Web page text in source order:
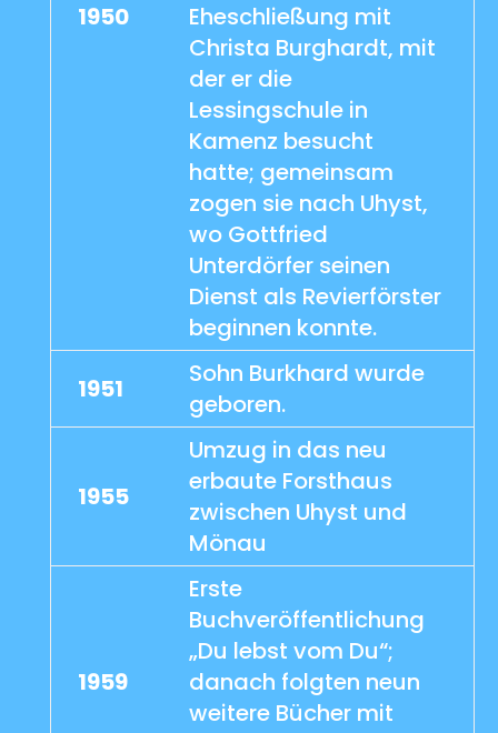
1950
Eheschließung mit
Christa Burghardt, mit
der er die
Lessingschule in
Kamenz besucht
hatte; gemeinsam
zogen sie nach Uhyst,
wo Gottfried
Unterdörfer seinen
Dienst als Revierförster
beginnen konnte.
1951
Sohn Burkhard wurde
geboren.
1955
Umzug in das neu
erbaute Forsthaus
zwischen Uhyst und
Mönau
1959
Erste
Buchveröffentlichung
„Du lebst vom Du“;
danach folgten neun
weitere Bücher mit